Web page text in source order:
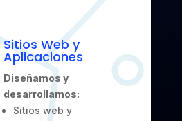
Sitios Web y
Aplicaciones
Diseñamos y
desarrollamos:
Sitios web y